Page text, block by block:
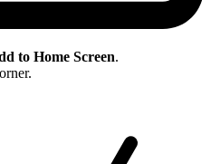
to Home Screen.